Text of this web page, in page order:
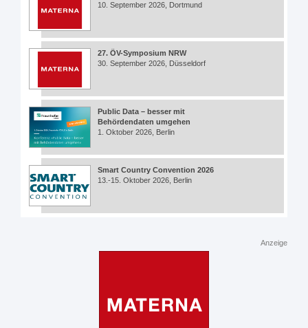
10. September 2026, Dortmund
27. ÖV-Symposium NRW
30. September 2026, Düsseldorf
Public Data – besser mit
Behördendaten umgehen
1. Oktober 2026, Berlin
Smart Country Convention 2026
13.-15. Oktober 2026, Berlin
Anzeige